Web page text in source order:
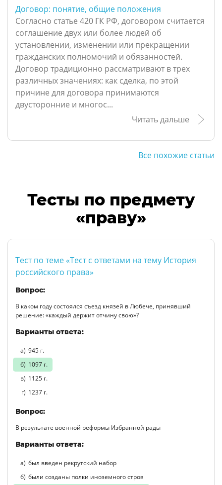
Договор: понятие, общие положения
Согласно статье 420 ГК РФ, договором считается
соглашение двух или более людей об
установлении, изменении или прекращении
гражданских полномочий и обязанностей.
Договор традиционно рассматривают в трех
различных значениях: как сделка, по этой
причине для договора принимаются
двусторонние и многос...
Читать дальше
Все похожие статьи
Тесты по предмету
«праву»
Тест по теме «Тест с ответами на тему История
российского права»
Вопрос:
В каком году состоялся съезд князей в Любече, принявший
решение: «каждый держит отчину свою»?
Варианты ответа:
945 г.
1097 г.
1125 г.
1237 г.
Вопрос:
В результате военной реформы Избранной рады
Варианты ответа:
был введен рекрутский набор
были созданы полки иноземного строя